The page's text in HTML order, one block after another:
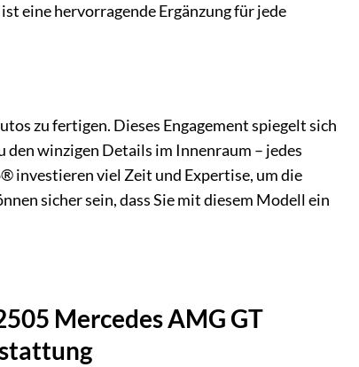
eine hervorragende Ergänzung für jede
zu fertigen. Dieses Engagement spiegelt sich
den winzigen Details im Innenraum – jedes
investieren viel Zeit und Expertise, um die
sicher sein, dass Sie mit diesem Modell ein
Mercedes AMG GT